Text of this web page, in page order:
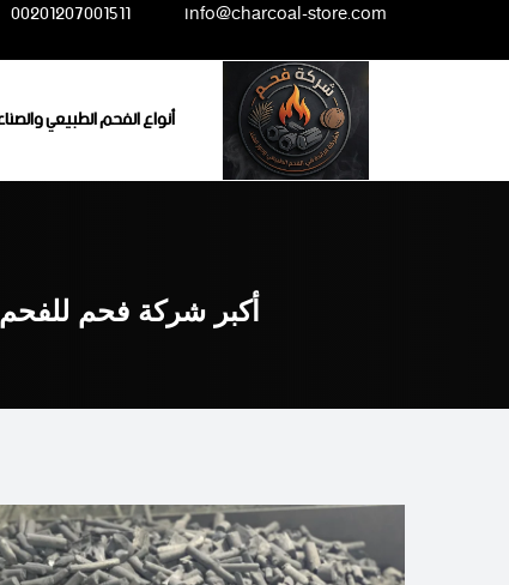
content
info@charcoal-store.com
00201207001511
أنواع الفحم الطبيعي
أكبر شركة فحم